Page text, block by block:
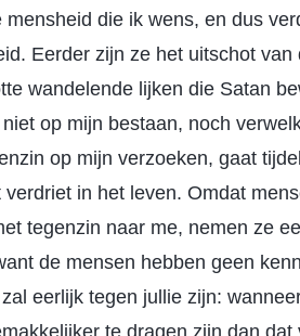
die ik wens, en dus
Eerder zijn ze het uitschot van
wandelende lijken die Satan
op mijn bestaan, noch
op mijn verzoeken, gaat
in het leven. Omdat
tegenzin naar me, nemen ze
de mensen hebben geen
eerlijk tegen jullie zijn:
te dragen zijn dan